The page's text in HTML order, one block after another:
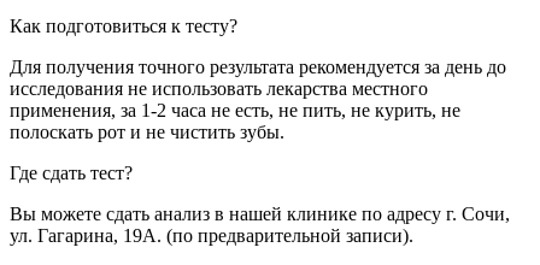
Как подготовиться к тесту?
Для получения точного результата рекомендуется за день до
исследования не использовать лекарства местного
применения, за 1-2 часа не есть, не пить, не курить, не
полоскать рот и не чистить зубы.
Где сдать тест?
Вы можете сдать анализ в нашей клинике по адресу г. Сочи,
ул. Гагарина, 19А. (по предварительной записи).